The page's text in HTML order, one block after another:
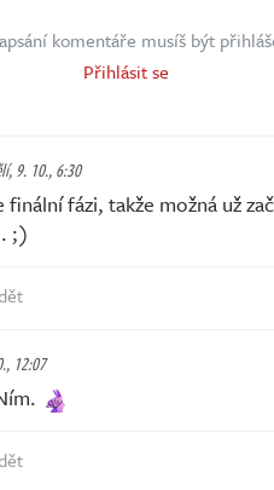
komentáře musíš být
Přihlásit se
9. 10., 6:30
finální fázi, takže možná už
;)
12:07